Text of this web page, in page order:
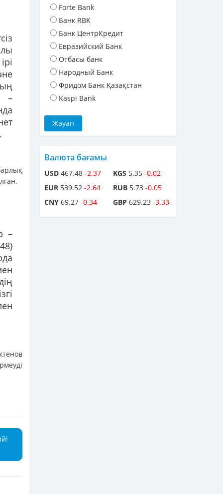
–
–
Forte Bank
Банк RBK
Банк ЦентрКредит
Евразийский Банк
Отбасы банк
Народный Банк
Фридом Банк Қазақстан
Kaspi Bank
Валюта бағамы
USD 467.48 -2.37
EUR 539.52 -2.64
CNY 69.27 -0.34
KGS 5.35 -0.02
RUB 5.73 -0.05
GBP 629.23 -3.33